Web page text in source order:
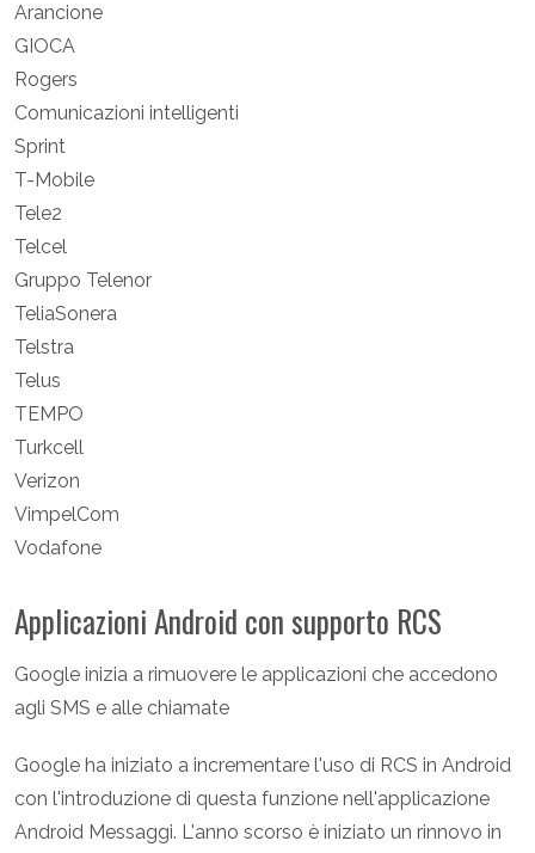
Arancione
GIOCA
Rogers
Comunicazioni intelligenti
Sprint
T-Mobile
Tele2
Telcel
Gruppo Telenor
TeliaSonera
Telstra
Telus
TEMPO
Turkcell
Verizon
VimpelCom
Vodafone
Applicazioni Android con supporto RCS
Google inizia a rimuovere le applicazioni che accedono
agli SMS e alle chiamate
Google ha iniziato a incrementare l'uso di RCS in Android
con l'introduzione di questa funzione nell'applicazione
Android Messaggi. L'anno scorso è iniziato un rinnovo in